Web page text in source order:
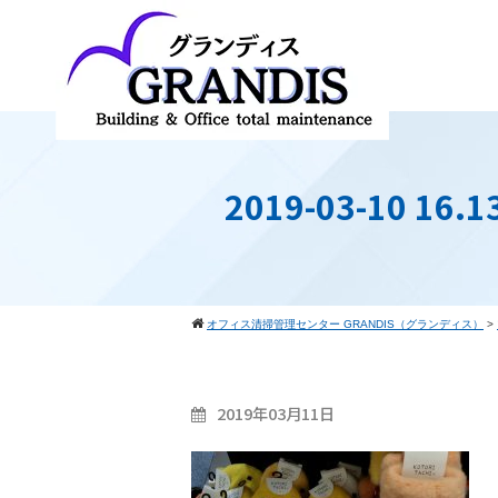
2019-03-10
オフィス清掃管理センター GRANDIS（グランディス） >
2019年03月11日